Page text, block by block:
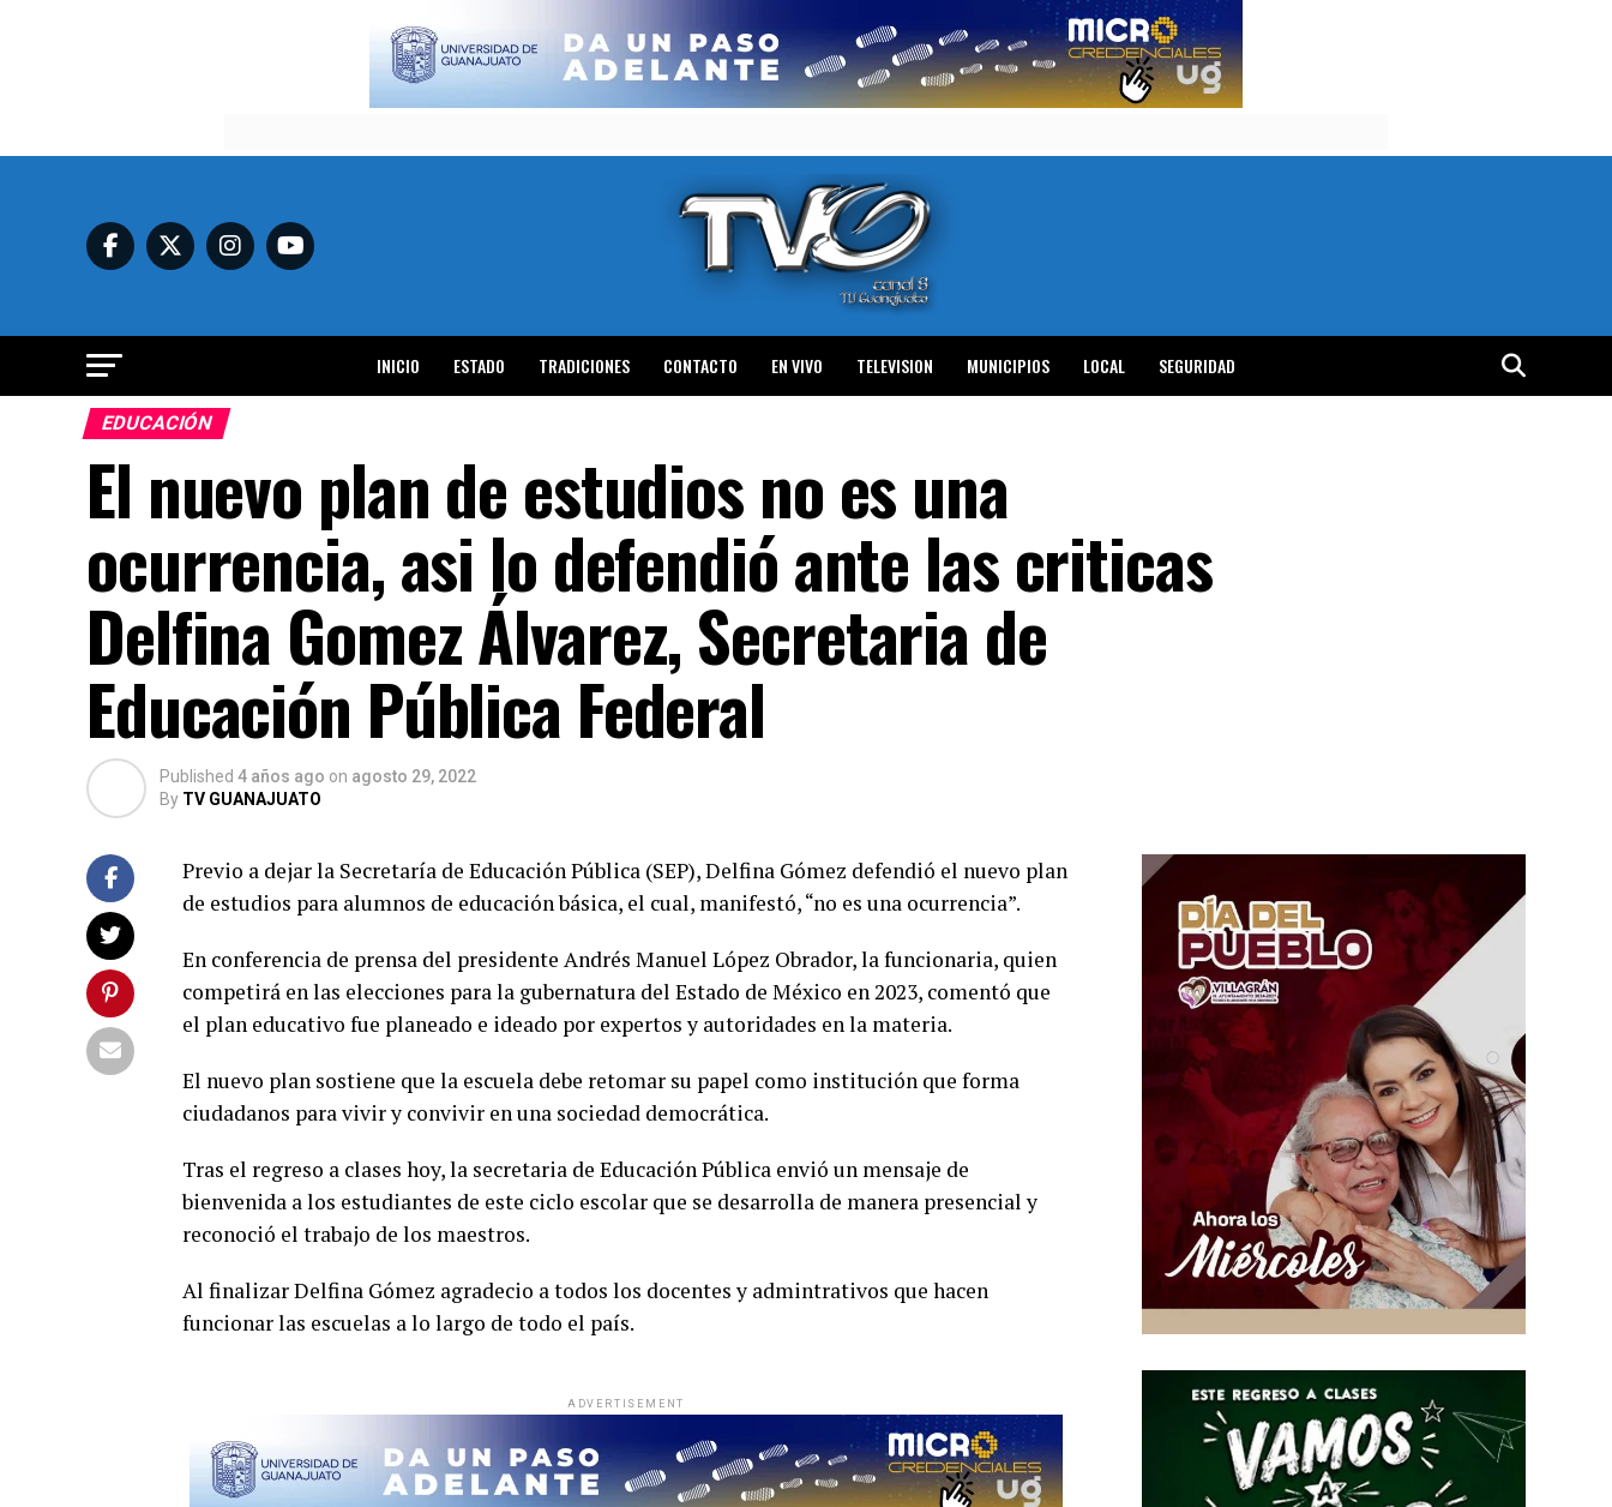
INICIO ESTADO TRADICIONES CONTACTO EN VIVO TELEVISION MUNICIPIOS LOCAL SEGURIDAD
EDUCACIÓN
El nuevo plan de estudios no es una
ocurrencia, asi lo defendió ante las criticas
Delfina Gomez Álvarez, Secretaria de
Educación Pública Federal
Published 4 años ago on agosto 29, 2022
By TV GUANAJUATO
Previo a dejar la Secretaría de Educación Pública (SEP), Delfina Gómez defendió el nuevo plan
de estudios para alumnos de educación básica, el cual, manifestó, “no es una ocurrencia”.
En conferencia de prensa del presidente Andrés Manuel López Obrador, la funcionaria, quien
competirá en las elecciones para la gubernatura del Estado de México en 2023, comentó que
el plan educativo fue planeado e ideado por expertos y autoridades en la materia.
El nuevo plan sostiene que la escuela debe retomar su papel como institución que forma
ciudadanos para vivir y convivir en una sociedad democrática.
Tras el regreso a clases hoy, la secretaria de Educación Pública envió un mensaje de
bienvenida a los estudiantes de este ciclo escolar que se desarrolla de manera presencial y
reconoció el trabajo de los maestros.
Al finalizar Delfina Gómez agradecio a todos los docentes y admintrativos que hacen
funcionar las escuelas a lo largo de todo el país.
ADVERTISEMENT